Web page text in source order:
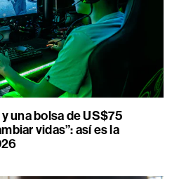
una bolsa de US$75
vidas”: así es la